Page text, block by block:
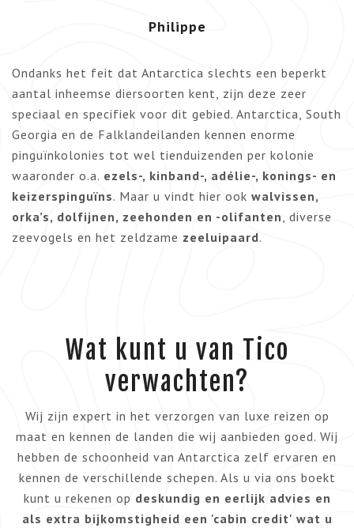
Philippe
Ondanks het feit dat Antarctica slechts een beperkt
aantal inheemse diersoorten kent, zijn deze zeer
speciaal en specifiek voor dit gebied. Antarctica, South
Georgia en de Falklandeilanden kennen enorme
pinguïnkolonies tot wel tienduizenden per kolonie
waaronder o.a. ezels-, kinband-, adélie-, konings- en
keizerspinguïns. Maar u vindt hier ook walvissen,
orka’s, dolfijnen, zeehonden en -olifanten, diverse
zeevogels en het zeldzame zeeluipaard.
Wat kunt u van Tico
verwachten?
Wij zijn expert in het verzorgen van luxe reizen op
maat en kennen de landen die wij aanbieden goed. Wij
hebben de schoonheid van Antarctica zelf ervaren en
kennen de verschillende schepen. Als u via ons boekt
kunt u rekenen op deskundig en eerlijk advies en
als extra bijkomstigheid een 'cabin credit' wat u